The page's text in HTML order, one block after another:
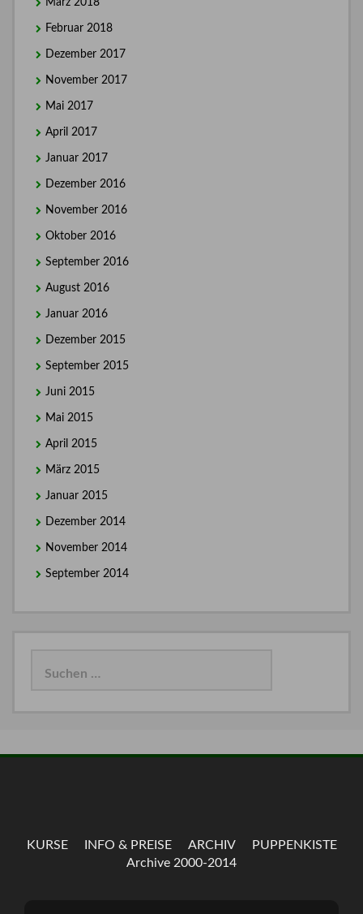
März 2018
Februar 2018
Dezember 2017
November 2017
Mai 2017
April 2017
Januar 2017
Dezember 2016
November 2016
Oktober 2016
September 2016
August 2016
Januar 2016
Dezember 2015
September 2015
Juni 2015
Mai 2015
April 2015
März 2015
Januar 2015
Dezember 2014
November 2014
September 2014
KURSE INFO & PREISE ARCHIV
PUPPENKISTE
Archive 2000-2014